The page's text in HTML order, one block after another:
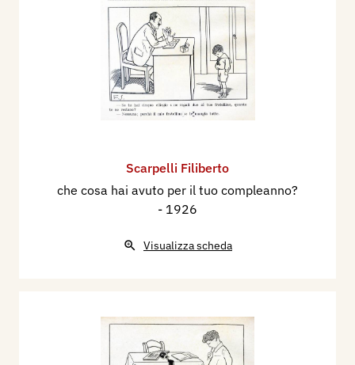
Scarpelli Filiberto
che cosa hai avuto per il tuo compleanno?
- 1926
Visualizza scheda